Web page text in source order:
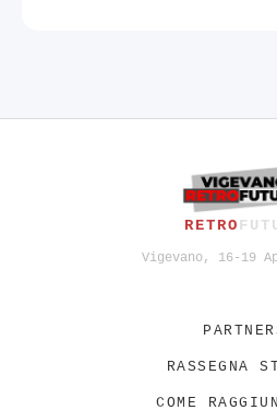
RETRO
Vigevano, 16-19
RASSEGNA
COME